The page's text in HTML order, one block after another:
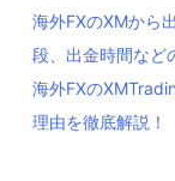
海外FXのXMから
段、出金時間など
海外FXの
理由を徹底解説！